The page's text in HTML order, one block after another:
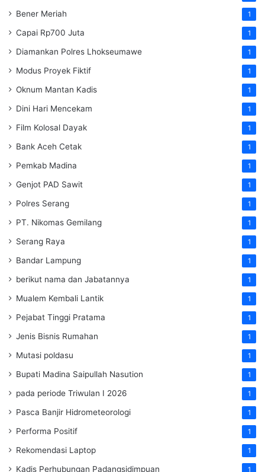
Bener Meriah 1
Capai Rp700 Juta 1
Diamankan Polres Lhokseumawe 1
Modus Proyek Fiktif 1
Oknum Mantan Kadis 1
Dini Hari Mencekam 1
Film Kolosal Dayak 1
Bank Aceh Cetak 1
Pemkab Madina 1
Genjot PAD Sawit 1
Polres Serang 1
PT. Nikomas Gemilang 1
Serang Raya 1
Bandar Lampung 1
berikut nama dan Jabatannya 1
Mualem Kembali Lantik 1
Pejabat Tinggi Pratama 1
Jenis Bisnis Rumahan 1
Mutasi poldasu 1
Bupati Madina Saipullah Nasution 1
pada periode Triwulan I 2026 1
Pasca Banjir Hidrometeorologi 1
Performa Positif 1
Rekomendasi Laptop 1
Kadis Perhubungan Padangsidimpuan 1